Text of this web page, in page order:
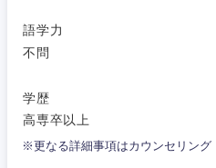
語学力
不問
学歴
高専卒以上
※更なる詳細事項はカウンセリング
岐阜県